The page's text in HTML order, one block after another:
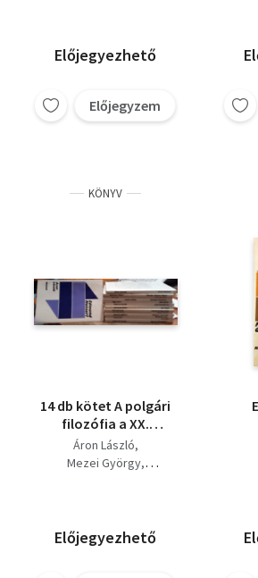
Előjegyezhető
Előjegyzem
KÖNYV
14 db kötet A polgári
filozófia a XX.
században sorozatból
Áron László
Mezei György
Fehér M. István
Előjegyezhető